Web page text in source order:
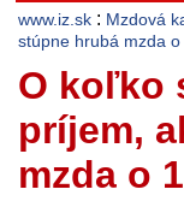
www.iz.sk : Mzdová
stúpne hrubá mzda
O koľko
príjem,
mzda o